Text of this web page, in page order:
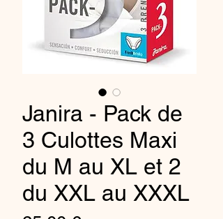
Janira - Pack de
3 Culottes Maxi
du M au XL et 2
du XXL au XXXL